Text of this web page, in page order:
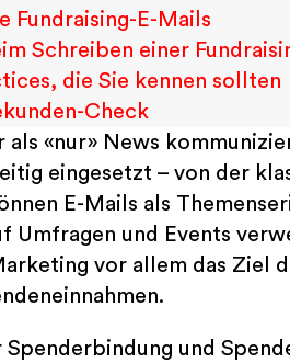
Fundraising-E-Mails
Schreiben einer
die Sie kennen sollten
Check
als «nur» News
eingesetzt – von der
E-Mails als
Umfragen und Events
vor allem das Ziel
und